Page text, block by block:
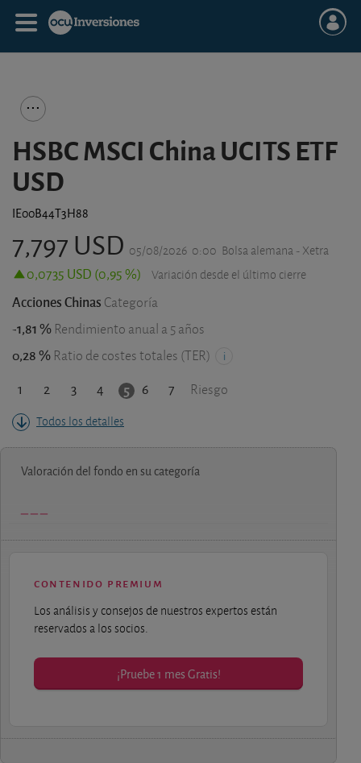
HSBC MSCI China UCITS ETF
USD
IE00B44T3H88
7,797 USD 05/08/2026 0:00 Bolsa alemana - Xetra
0,0735 USD (0,95 %) Variación desde el último cierre
Acciones Chinas Categoría
-1,81 % Rendimiento anual a 5 años
0,28 % Ratio de costes totales (TER)
1 2 3 4 5 6 7 Riesgo
Todos los detalles
Valoración del fondo en su categoría
contenido premium
Los análisis y consejos de nuestros expertos están
reservados a los socios.
¡Pruebe 1 mes Gratis!